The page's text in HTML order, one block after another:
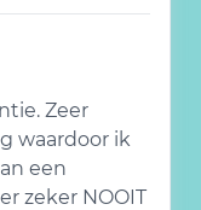
Zeer
waardoor ik
een
zeker NOOIT